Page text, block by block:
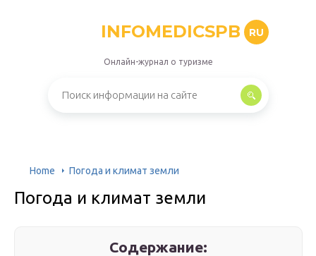
INFOMEDICSPB RU
Онлайн-журнал о туризме
Home Погода и климат земли
Погода и климат земли
Содержание: